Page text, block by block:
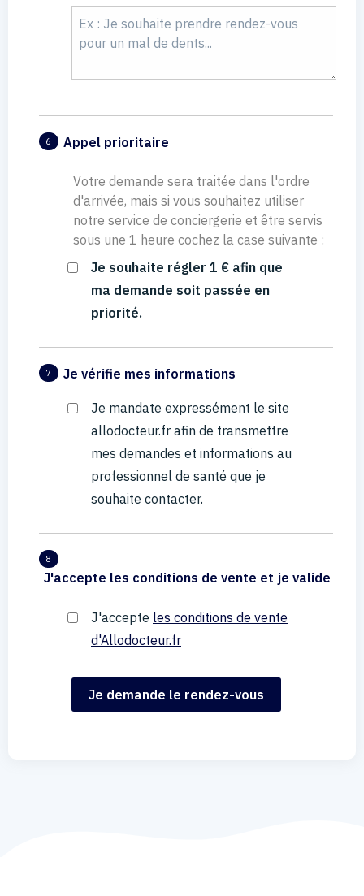
6 Appel prioritaire
Votre demande sera traitée dans l'ordre
d'arrivée, mais si vous souhaitez utiliser
notre service de conciergerie et être servis
sous une 1 heure cochez la case suivante :
Je souhaite régler 1 € afin que
ma demande soit passée en
priorité.
7 Je vérifie mes informations
Je mandate expressément le site
allodocteur.fr afin de transmettre
mes demandes et informations au
professionnel de santé que je
souhaite contacter.
8
J'accepte les conditions de vente et je valide
J'accepte les conditions de vente
d'Allodocteur.fr